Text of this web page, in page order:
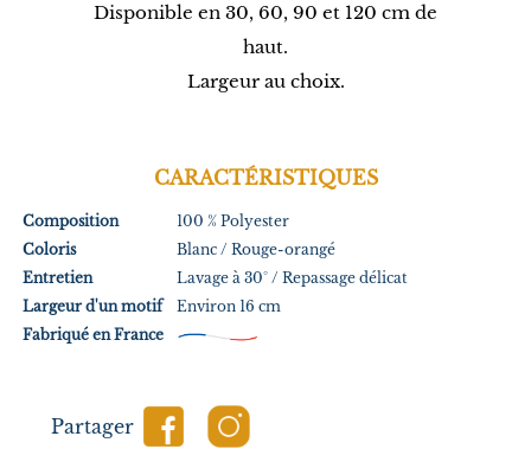
Disponible en 30, 60, 90 et 120 cm de
haut.
Largeur au choix.
CARACTÉRISTIQUES
Composition
Coloris
Entretien
Largeur d'un motif
Fabriqué en France
100 % Polyester
Blanc / Rouge-orangé
Lavage à 30° / Repassage délicat
Environ 16 cm
Partager